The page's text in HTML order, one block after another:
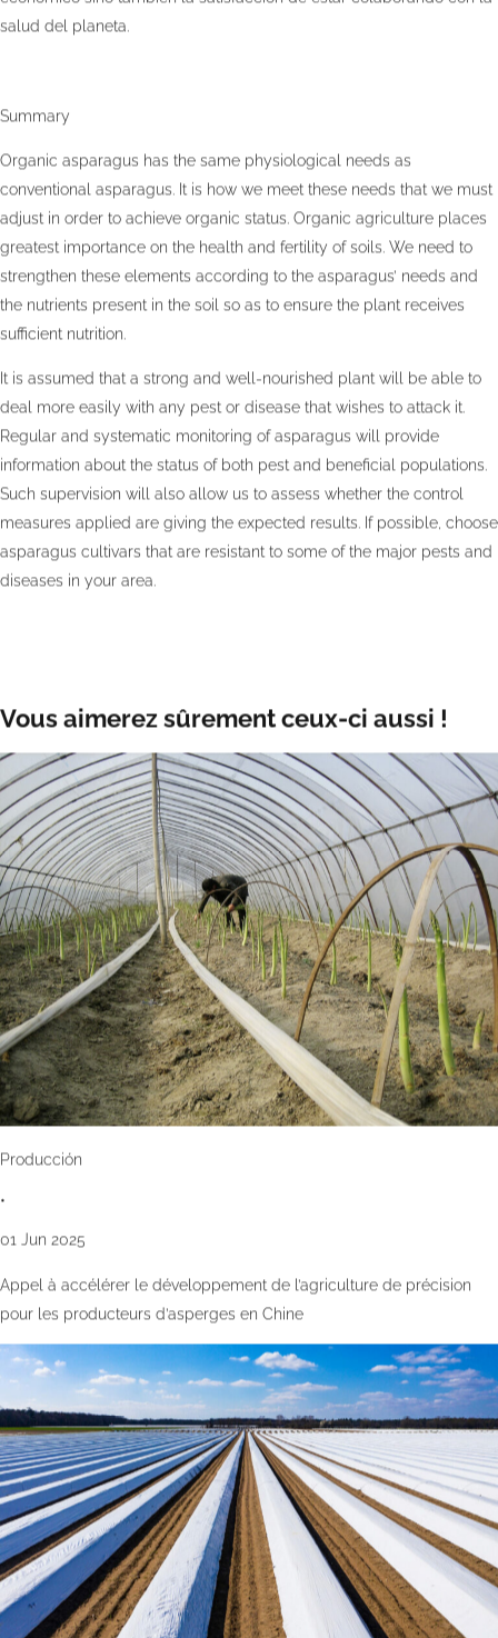
salud del planeta.
Summary
Organic asparagus has the same physiological needs as
conventional asparagus. It is how we meet these needs that we must
adjust in order to achieve organic status. Organic agriculture places
greatest importance on the health and fertility of soils. We need to
strengthen these elements according to the asparagus’ needs and
the nutrients present in the soil so as to ensure the plant receives
sufficient nutrition.
It is assumed that a strong and well-nourished plant will be able to
deal more easily with any pest or disease that wishes to attack it.
Regular and systematic monitoring of asparagus will provide
information about the status of both pest and beneficial populations.
Such supervision will also allow us to assess whether the control
measures applied are giving the expected results. If possible, choose
asparagus cultivars that are resistant to some of the major pests and
diseases in your area.
Vous aimerez sûrement ceux-ci aussi !
Producción
•
01 Jun 2025
Appel à accélérer le développement de l’agriculture de précision
pour les producteurs d’asperges en Chine